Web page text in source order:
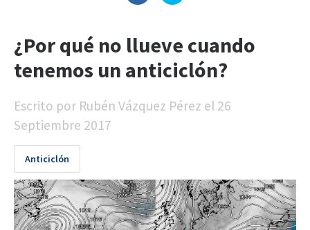
¿Por qué no llueve cuando
tenemos un anticiclón?
Escrito por Rubén Vázquez Pérez el 26
Septiembre 2017
Anticiclón